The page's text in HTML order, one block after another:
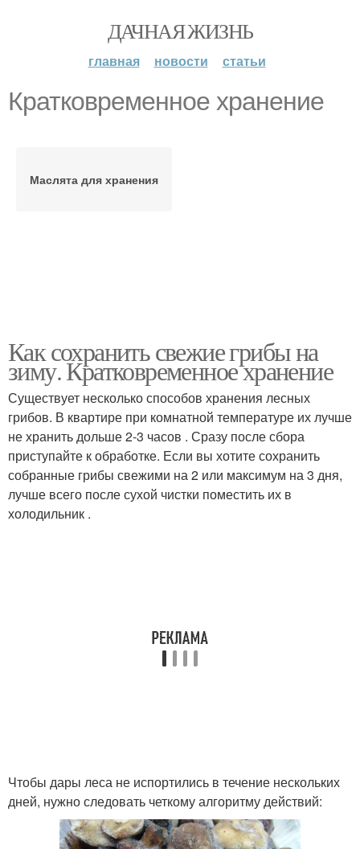
ДАЧНАЯ ЖИЗНЬ
главная новости статьи
Кратковременное хранение
Маслята для хранения
Как сохранить свежие грибы на
зиму. Кратковременное хранение
Существует несколько способов хранения лесных
грибов. В квартире при комнатной температуре их лучше
не хранить дольше 2-3 часов . Сразу после сбора
приступайте к обработке. Если вы хотите сохранить
собранные грибы свежими на 2 или максимум на 3 дня,
лучше всего после сухой чистки поместить их в
холодильник .
Чтобы дары леса не испортились в течение нескольких
дней, нужно следовать четкому алгоритму действий: